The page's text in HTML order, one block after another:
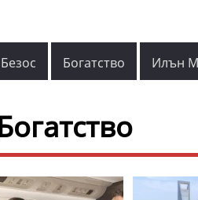
Богатство Илън